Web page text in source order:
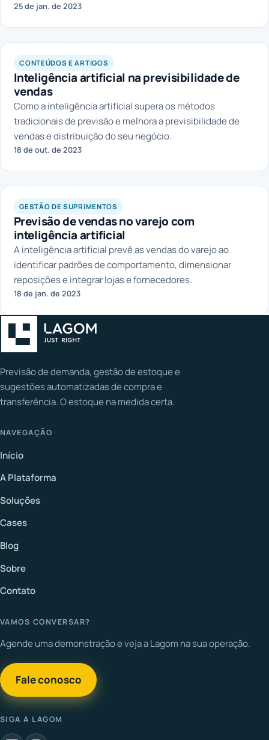
25 de jan. de 2023
CONTEÚDOS E ARTIGOS
Inteligência artificial na previsibilidade de
vendas
Como a inteligência artificial supera os métodos
tradicionais de previsão e melhora a previsibilidade de
vendas e distribuição do seu negócio.
18 de out. de 2023
GESTÃO DE SUPRIMENTOS
Previsão de vendas no varejo com
inteligência artificial
A inteligência artificial prevê as vendas do varejo ao
identificar padrões de comportamento, dimensionar
reposições e integrar lojas e fornecedores.
18 de jan. de 2023
Previsão de demanda, gestão de estoque e
sugestões automatizadas de compra e
transferência. O estoque na medida certa.
NAVEGAÇÃO
Início
A Plataforma
Soluções
Cases
Blog
Sobre
Contato
VAMOS CONVERSAR?
Agende uma demonstração e veja a Lagom na sua operação.
Fale conosco
SIGA A LAGOM